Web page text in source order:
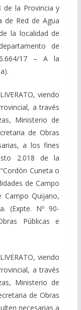
de la Provincia y
de Red de Agua
la localidad de
de
17 – A la
viendo
a través
Ministerio de
de Obras
a los fines
2.018 de la
Cuneta o
de Campo
Campo Quijano,
(Expte. Nº 90-
Públicas e
viendo
a través
Ministerio de
de Obras
necesarias a